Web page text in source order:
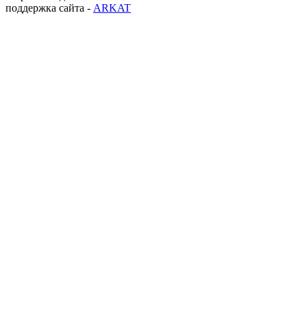
поддержка сайта - ARKAT